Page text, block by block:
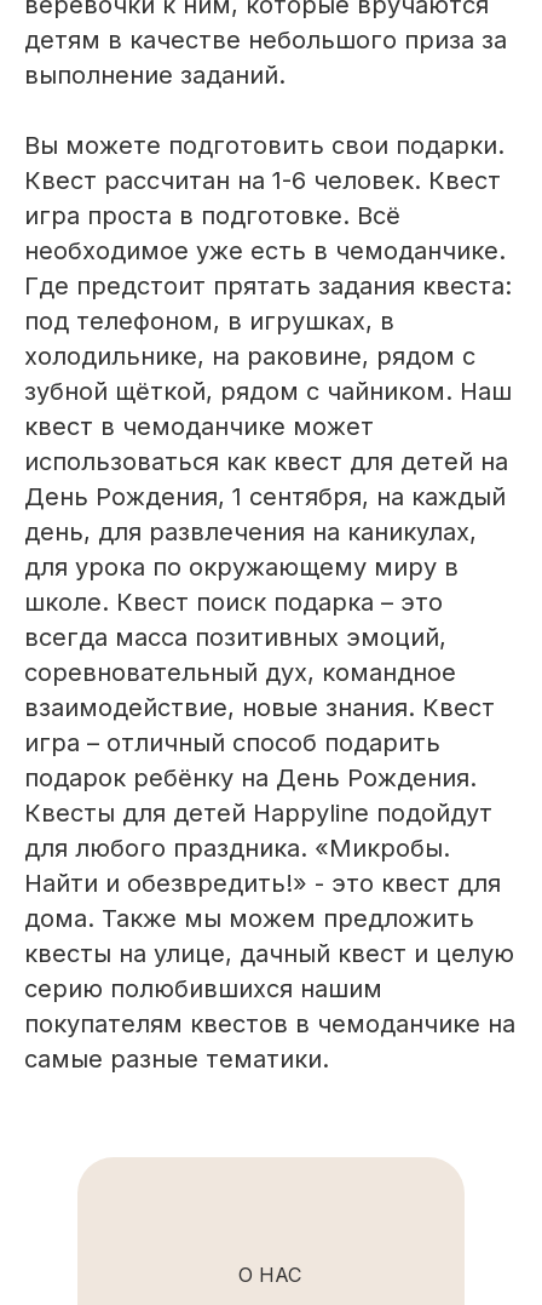
детям в качестве небольшого приза за
выполнение заданий.
Вы можете подготовить свои подарки.
Квест рассчитан на 1-6 человек. Квест
игра проста в подготовке. Всё
необходимое уже есть в чемоданчике.
Где предстоит прятать задания квеста:
под телефоном, в игрушках, в
холодильнике, на раковине, рядом с
зубной щёткой, рядом с чайником. Наш
квест в чемоданчике может
использоваться как квест для детей на
День Рождения, 1 сентября, на каждый
день, для развлечения на каникулах,
для урока по окружающему миру в
школе. Квест поиск подарка – это
всегда масса позитивных эмоций,
соревновательный дух, командное
взаимодействие, новые знания. Квест
игра – отличный способ подарить
подарок ребёнку на День Рождения.
Квесты для детей Happyline подойдут
для любого праздника. «Микробы.
Найти и обезвредить!» - это квест для
дома. Также мы можем предложить
квесты на улице, дачный квест и целую
серию полюбившихся нашим
покупателям квестов в чемоданчике на
самые разные тематики.
О НАС